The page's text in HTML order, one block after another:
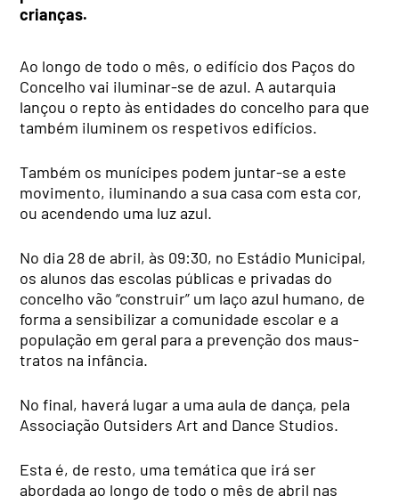
crianças.
Ao longo de todo o mês, o edifício dos Paços do
Concelho vai iluminar-se de azul. A autarquia
lançou o repto às entidades do concelho para que
também iluminem os respetivos edifícios.
Também os munícipes podem juntar-se a este
movimento, iluminando a sua casa com esta cor,
ou acendendo uma luz azul.
No dia 28 de abril, às 09:30, no Estádio Municipal,
os alunos das escolas públicas e privadas do
concelho vão “construir” um laço azul humano, de
forma a sensibilizar a comunidade escolar e a
população em geral para a prevenção dos maus-
tratos na infância.
No final, haverá lugar a uma aula de dança, pela
Associação Outsiders Art and Dance Studios.
Esta é, de resto, uma temática que irá ser
abordada ao longo de todo o mês de abril nas